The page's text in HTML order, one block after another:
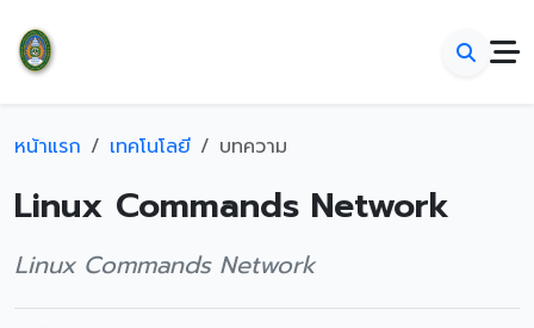
หน้าแรก เทคโนโลยี บทความ
Linux Commands Network
Linux Commands Network